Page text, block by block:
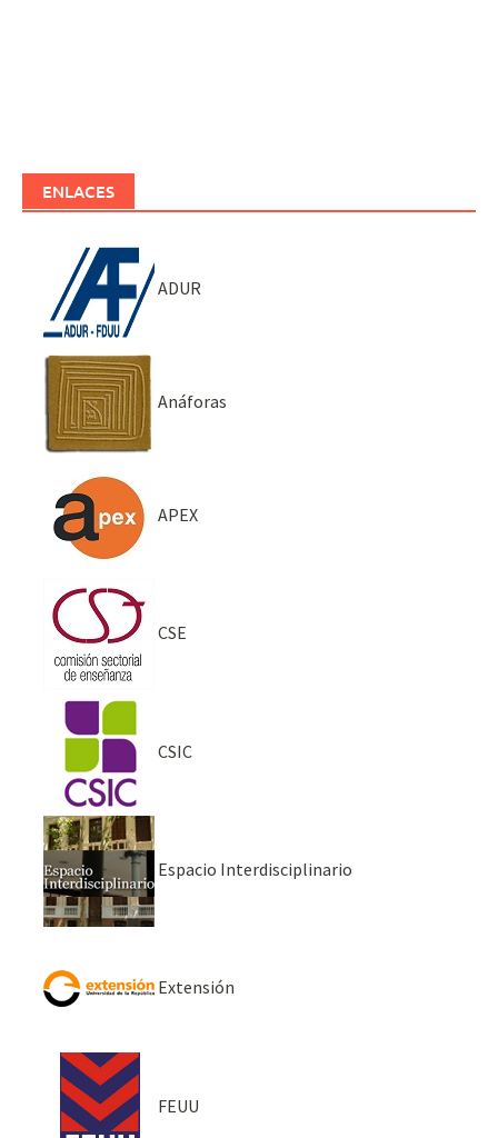
ENLACES
ADUR
Anáforas
APEX
CSE
CSIC
Espacio Interdisciplinario
Extensión
FEUU